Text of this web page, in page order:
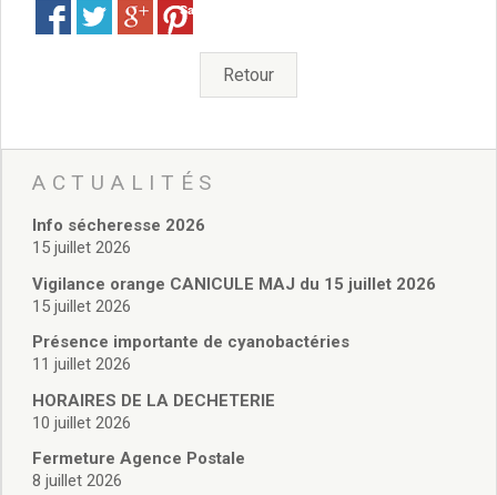
Arrêtés du Maire
Services municipaux
Pour venir nous voir
administratives
Services Techniques
Affaires Scolaires
Vie associative
Police Municipale/règlementation
Cimetière/réglementation funéraire
Services en ligne
Licences boissons
Cadastre
Actes d’état civil
Save
Retour
ACTUALITÉS
Info sécheresse 2026
15 juillet 2026
Vigilance orange CANICULE MAJ du 15 juillet 2026
15 juillet 2026
Présence importante de cyanobactéries
11 juillet 2026
HORAIRES DE LA DECHETERIE
10 juillet 2026
Fermeture Agence Postale
8 juillet 2026